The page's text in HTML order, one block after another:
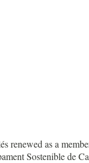
renewed as a
Sostenible de